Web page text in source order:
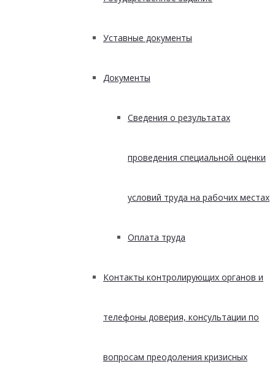
Уставные документы
Документы
Сведения о результатах
проведения специальной оценки
условий труда на рабочих местах
Оплата труда
Контакты контролирующих органов и
телефоны доверия, консультации по
вопросам преодоления кризисных